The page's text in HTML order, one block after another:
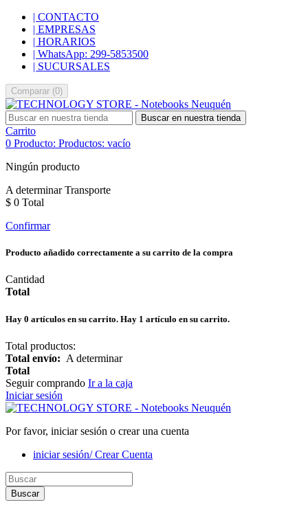
| CONTACTO
| EMPRESAS
| HORARIOS
| WhatsApp: 299-5853500
| SUCURSALES
Comparar (0)
Buscar en nuestra tienda
Carrito
0 Producto: Productos: vacío
Ningún producto
A determinarTransporte
$ 0 Total
Confirmar
Producto añadido correctamente a su carrito de la compra
Cantidad
Total
Hay 0 artículos en su carrito. Hay 1 artículo en su carrito.
Total productos:
Total envío: A determinar
Total
Seguir comprando Ir a la caja
Iniciar sesión
Por favor, iniciar sesión o crear una cuenta
iniciar sesión/ Crear Cuenta
Buscar